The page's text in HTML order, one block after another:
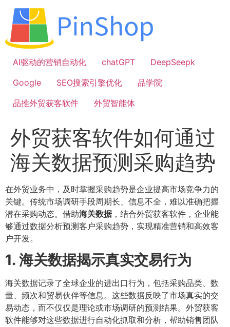
容
AI驱动的营销自动化
chatGPT
DeepSeepk
Google
SEO搜索引擎优化
品学院
品推外贸获客软件
外贸智能体
外贸获客软件如何通过
海关数据预测采购趋势
在外贸业务中，及时掌握采购趋势是企业提高市场竞争力的
关键。传统市场调研手段周期长、信息不全，难以准确把握
潜在采购动态。借助海关数据，结合外贸获客软件，企业能
够通过数据分析预测客户采购趋势，实现精准营销和高效客
户开发。
1. 海关数据揭示真实交易行为
海关数据记录了全球企业的进出口行为，包括采购品类、数
量、频次和贸易伙伴等信息。这些数据反映了市场真实的交
易动态，而不仅仅是理论或市场调研的预测结果。外贸获客
软件能够对这些数据进行自动化抓取和分析，帮助销售团队